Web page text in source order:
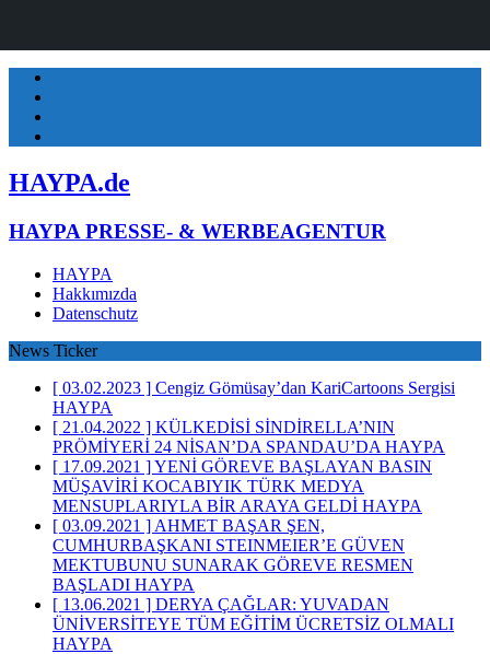
HAYPA.de
HAYPA PRESSE- & WERBEAGENTUR
HAYPA
Hakkımızda
Datenschutz
News Ticker
[ 03.02.2023 ] Cengiz Gömüsay’dan KariCartoons Sergisi
HAYPA
[ 21.04.2022 ] KÜLKEDİSİ SİNDİRELLA’NIN
PRÖMİYERİ 24 NİSAN’DA SPANDAU’DA HAYPA
[ 17.09.2021 ]YENİ GÖREVE BAŞLAYAN BASIN
MÜŞAVİRİ KOCABIYIK TÜRK MEDYA
MENSUPLARIYLA BİR ARAYA GELDİ HAYPA
[ 03.09.2021 ] AHMET BAŞAR ŞEN,
CUMHURBAŞKANI STEINMEIER’E GÜVEN
MEKTUBUNU SUNARAK GÖREVE RESMEN
BAŞLADI HAYPA
[ 13.06.2021 ] DERYA ÇAĞLAR: YUVADAN
ÜNİVERSİTEYE TÜM EĞİTİM ÜCRETSİZ OLMALI
HAYPA